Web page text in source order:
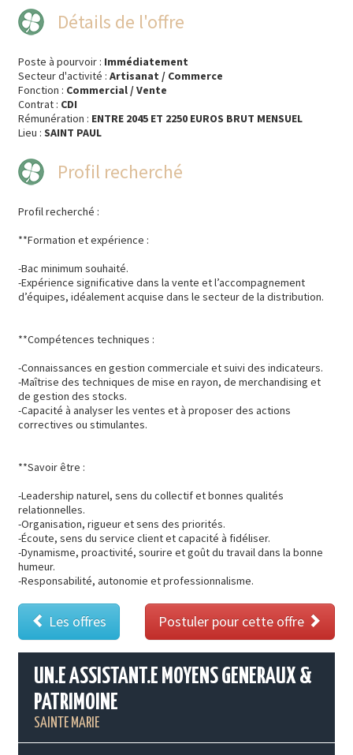
Détails de l'offre
Poste à pourvoir : Immédiatement
Secteur d'activité : Artisanat / Commerce
Fonction : Commercial / Vente
Contrat : CDI
Rémunération : ENTRE 2045 ET 2250 EUROS BRUT MENSUEL
Lieu : SAINT PAUL
Profil recherché
Profil recherché :
**Formation et expérience :
-Bac minimum souhaité.
-Expérience significative dans la vente et l’accompagnement
d’équipes, idéalement acquise dans le secteur de la distribution.
**Compétences techniques :
-Connaissances en gestion commerciale et suivi des indicateurs.
-Maîtrise des techniques de mise en rayon, de merchandising et
de gestion des stocks.
-Capacité à analyser les ventes et à proposer des actions
correctives ou stimulantes.
**Savoir être :
-Leadership naturel, sens du collectif et bonnes qualités
relationnelles.
-Organisation, rigueur et sens des priorités.
-Écoute, sens du service client et capacité à fidéliser.
-Dynamisme, proactivité, sourire et goût du travail dans la bonne
humeur.
-Responsabilité, autonomie et professionnalisme.
Postuler pour cette offre
Les offres
UN.E ASSISTANT.E MOYENS GENERAUX &
PATRIMOINE
SAINTE MARIE